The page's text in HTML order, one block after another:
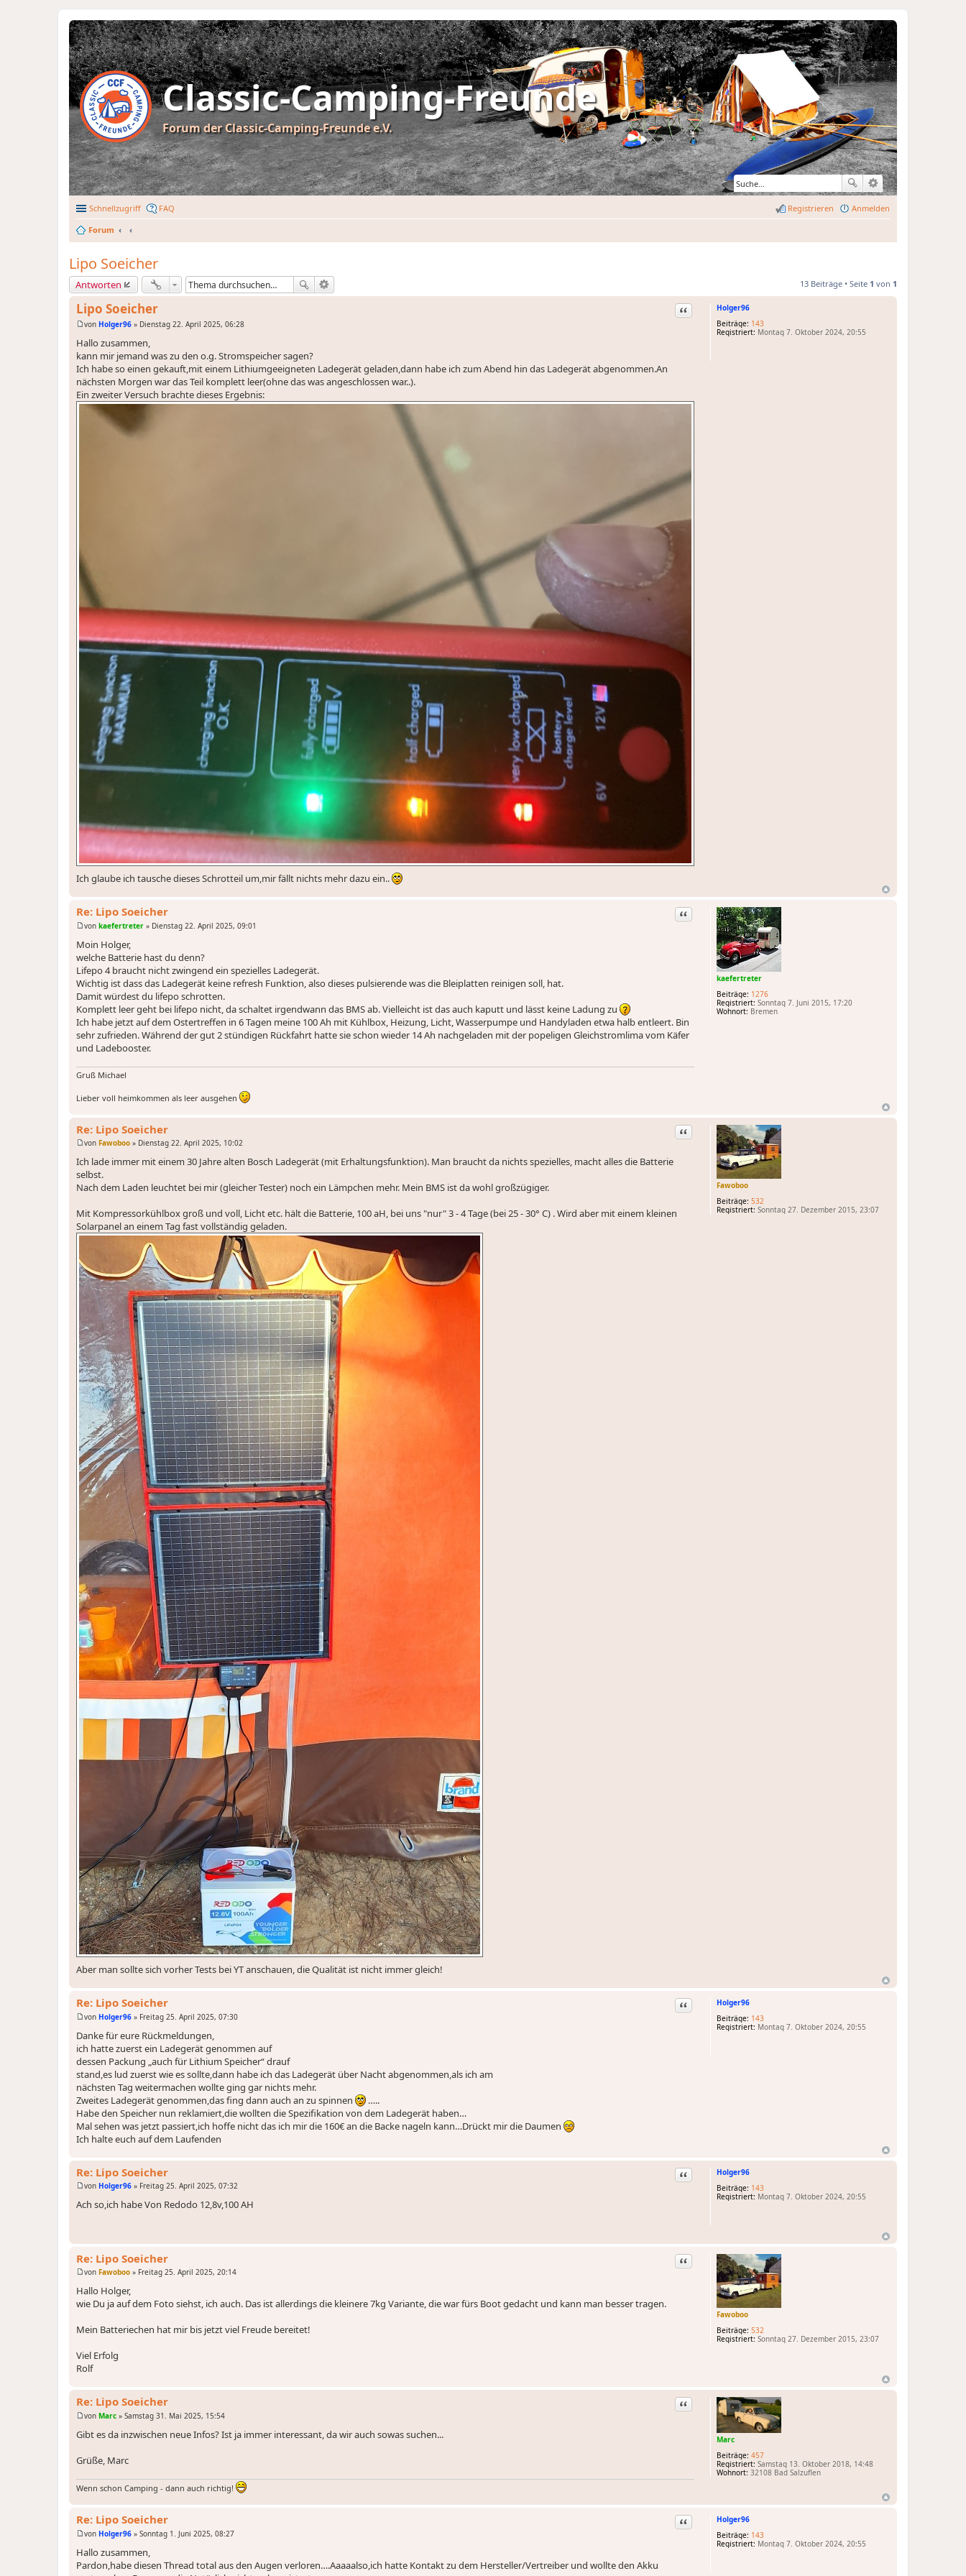
Classic-Camping-Freunde
Forum der Classic-Camping-Freunde e.V.
Schnellzugriff FAQ Anmelden
Registrieren
Forum
Lipo Soeicher
Antworten 13 Beiträge • Seite 1 von 1
Holger96
Beiträge: 143
Registriert: Montag 7. Oktober 2024, 20:55
Lipo Soeicher Zitat
e
i
t
r
a
g
von Holger96 » Dienstag 22. April 2025, 06:28
Hallo zusammen,
kann mir jemand was zu den o.g. Stromspeicher sagen?
Ich habe so einen gekauft,mit einem Lithiumgeeigneten Ladegerät geladen,dann habe ich zum Abend hin das Ladegerät abgenommen.An
nächsten Morgen war das Teil komplett leer(ohne das was angeschlossen war..).
Ein zweiter Versuch brachte dieses Ergebnis:
Ich glaube ich tausche dieses Schrotteil um,mir fällt nichts mehr dazu ein..
kaefertreter
Beiträge: 1276
Registriert: Sonntag 7. Juni 2015, 17:20
Wohnort: Bremen
Re: Lipo Soeicher Zitat
e
i
t
r
a
g
von kaefertreter » Dienstag 22. April 2025, 09:01
Moin Holger,
welche Batterie hast du denn?
Lifepo 4 braucht nicht zwingend ein spezielles Ladegerät.
Wichtig ist dass das Ladegerät keine refresh Funktion, also dieses pulsierende was die Bleiplatten reinigen soll, hat.
Damit würdest du lifepo schrotten.
Komplett leer geht bei lifepo nicht, da schaltet irgendwann das BMS ab. Vielleicht ist das auch kaputt und lässt keine Ladung zu
Ich habe jetzt auf dem Ostertreffen in 6 Tagen meine 100 Ah mit Kühlbox, Heizung, Licht, Wasserpumpe und Handyladen etwa halb entleert. Bin
sehr zufrieden. Während der gut 2 stündigen Rückfahrt hatte sie schon wieder 14 Ah nachgeladen mit der popeligen Gleichstromlima vom Käfer
und Ladebooster.
Gruß Michael
Lieber voll heimkommen als leer ausgehen
Fawoboo
Beiträge: 532
Registriert: Sonntag 27. Dezember 2015, 23:07
Re: Lipo Soeicher Zitat
e
i
t
r
a
von Fawoboo » Dienstag 22. April 2025, 10:02
Ich lade immer mit einem 30 Jahre alten Bosch Ladegerät (mit Erhaltungsfunktion). Man braucht da nichts spezielles, macht alles die Batterie
selbst.
Nach dem Laden leuchtet bei mir (gleicher Tester) noch ein Lämpchen mehr. Mein BMS ist da wohl großzügiger.
Mit Kompressorkühlbox groß und voll, Licht etc. hält die Batterie, 100 aH, bei uns "nur" 3 - 4 Tage (bei 25 - 30° C) . Wird aber mit einem kleinen
Solarpanel an einem Tag fast vollständig geladen.
Aber man sollte sich vorher Tests bei YT anschauen, die Qualität ist nicht immer gleich!
Holger96
Beiträge: 143
Registriert: Montag 7. Oktober 2024, 20:55
Re: Lipo Soeicher Zitat
e
i
t
r
a
g
von Holger96 » Freitag 25. April 2025, 07:30
Danke für eure Rückmeldungen,
ich hatte zuerst ein Ladegerät genommen auf
dessen Packung „auch für Lithium Speicher“ drauf
stand,es lud zuerst wie es sollte,dann habe ich das Ladegerät über Nacht abgenommen,als ich am
nächsten Tag weitermachen wollte ging gar nichts mehr.
Zweites Ladegerät genommen,das fing dann auch an zu spinnen
…..
Habe den Speicher nun reklamiert,die wollten die Spezifikation von dem Ladegerät haben…
Mal sehen was jetzt passiert,ich hoffe nicht das ich mir die 160€ an die Backe nageln kann…Drückt mir die Daumen
Ich halte euch auf dem Laufenden
Holger96
Beiträge: 143
Registriert: Montag 7. Oktober 2024, 20:55
Re: Lipo Soeicher Zitat
e
i
g
von Holger96 » Freitag 25. April 2025, 07:32
Ach so,ich habe Von Redodo 12,8v,100 AH
Fawoboo
Beiträge: 532
Registriert: Sonntag 27. Dezember 2015, 23:07
Re: Lipo Soeicher Zitat
e
i
t
g
von Fawoboo » Freitag 25. April 2025, 20:14
Hallo Holger,
wie Du ja auf dem Foto siehst, ich auch. Das ist allerdings die kleinere 7kg Variante, die war fürs Boot gedacht und kann man besser tragen.
Mein Batteriechen hat mir bis jetzt viel Freude bereitet!
Viel Erfolg
Rolf
Marc
Beiträge: 457
Registriert: Samstag 13. Oktober 2018, 14:48
Wohnort: 32108 Bad Salzuflen
Re: Lipo Soeicher Zitat
e
i
r
a
von Marc » Samstag 31. Mai 2025, 15:54
Gibt es da inzwischen neue Infos? Ist ja immer interessant, da wir auch sowas suchen...
Grüße, Marc
Wenn schon Camping - dann auch richtig!
Holger96
Beiträge: 143
Registriert: Montag 7. Oktober 2024, 20:55
Re: Lipo Soeicher Zitat
e
i
t
von Holger96 » Sonntag 1. Juni 2025, 08:27
Hallo zusammen,
Pardon,habe diesen Thread total aus den Augen verloren….Aaaaalso,ich hatte Kontakt zu dem Hersteller/Vertreiber und wollte den Akku